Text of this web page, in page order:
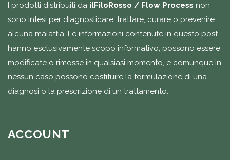
I prodotti distribuiti da ilFiloRosso / Flow Process non
sono intesi per diagnosticare, trattare, curare o prevenire
alcuna malattia. Le informazioni contenute in questo post
hanno esclusivamente scopo informativo, possono essere
modificate o rimosse in qualsiasi momento, e comunque in
nessun caso possono costituire la formulazione di una
diagnosi o la prescrizione di un trattamento.
ACCOUNT